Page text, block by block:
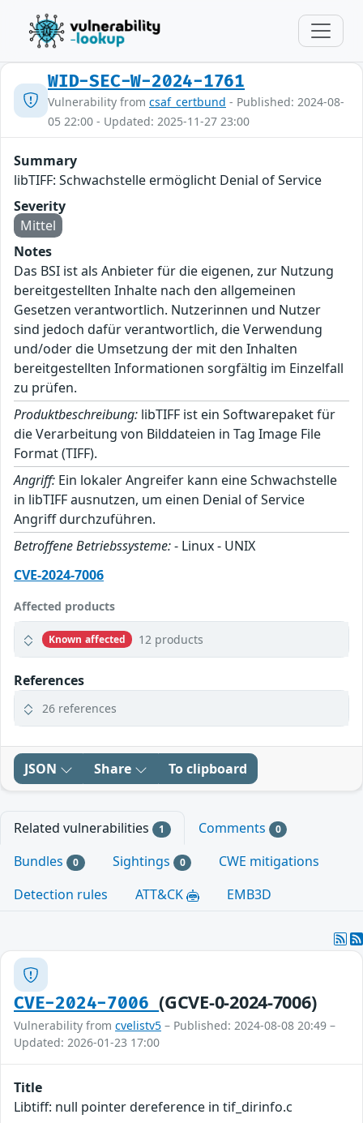
WID-SEC-W-2024-1761
Vulnerability from csaf_certbund - Published: 2024-08-
05 22:00 - Updated: 2025-11-27 23:00
Summary
libTIFF: Schwachstelle ermöglicht Denial of Service
Severity
Mittel
Notes
Das BSI ist als Anbieter für die eigenen, zur Nutzung
bereitgestellten Inhalte nach den allgemeinen
Gesetzen verantwortlich. Nutzerinnen und Nutzer
sind jedoch dafür verantwortlich, die Verwendung
und/oder die Umsetzung der mit den Inhalten
bereitgestellten Informationen sorgfältig im Einzelfall
zu prüfen.
Produktbeschreibung: libTIFF ist ein Softwarepaket für
die Verarbeitung von Bilddateien in Tag Image File
Format (TIFF).
Angriff: Ein lokaler Angreifer kann eine Schwachstelle
in libTIFF ausnutzen, um einen Denial of Service
Angriff durchzuführen.
Betroffene Betriebssysteme:- Linux - UNIX
CVE-2024-7006
Affected products
Known affected 12 products
References
26 references
JSON Share To clipboard
Related vulnerabilities 1 Comments 0
Bundles 0 Sightings 0
CWE mitigations
Detection rules
ATT&CK EMB3D
CVE-2024-7006(GCVE-0-2024-7006)
Vulnerability from cvelistv5 – Published: 2024-08-08 20:49 –
Updated: 2026-01-23 17:00
Title
Libtiff: null pointer dereference in tif_dirinfo.c